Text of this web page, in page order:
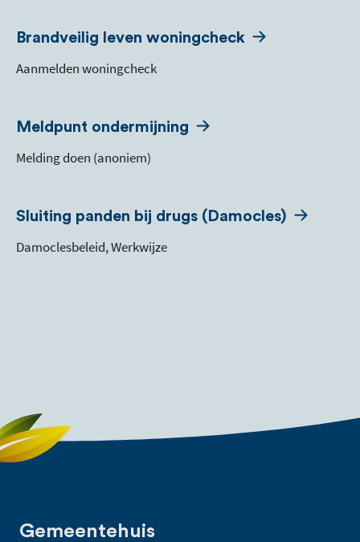
Brandveilig leven woningcheck
Aanmelden woningcheck
Meldpunt ondermijning
Melding doen (anoniem)
Sluiting panden bij drugs (Damocles)
Damoclesbeleid, Werkwijze
Gemeentehuis